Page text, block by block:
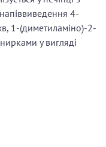
4-
1-(диметиламіно)-2-
у вигляді